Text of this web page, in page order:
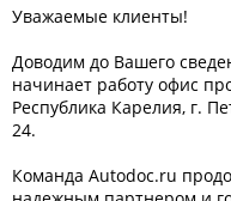
Уважаемые клиенты!
Доводим до Вашего
начинает работу офис
Республика Карелия, г.
24.
Команда Autodoc.ru